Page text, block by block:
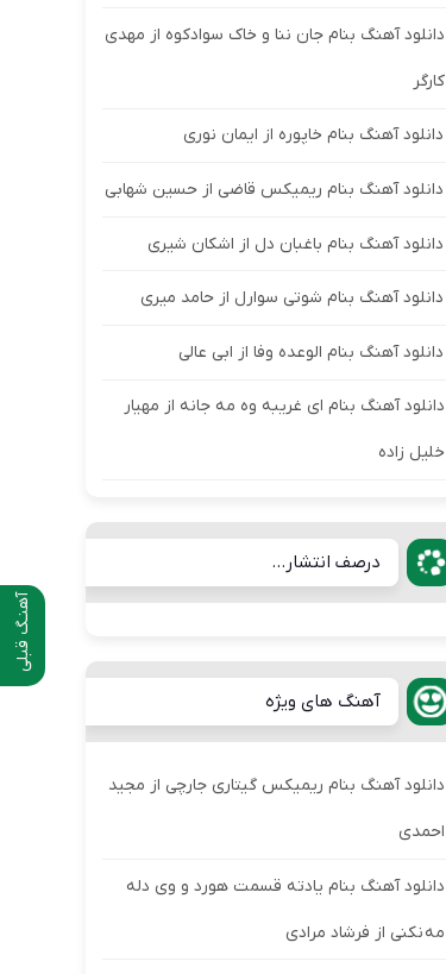
آهنـگ قبلی
دانلود آهنگ بنام جان ننا و خاک سوادکوه از مهدی
کارگر
دانلود آهنگ بنام خاپوره از ایمان نوری
دانلود آهنگ بنام ریمیکس قاضی از حسین شهابی
دانلود آهنگ بنام باغبان دل از اشکان شیری
دانلود آهنگ بنام شوتی سوارل از حامد میری
دانلود آهنگ بنام الوعده وفا از ابی عالی
دانلود آهنگ بنام ای غریبه وه مه جانه از مهیار
خلیل زاده
درصف انتشار...
آهنگ های ویژه
دانلود آهنگ بنام ریمیکس گیتاری جارچی از مجید
احمدی
دانلود آهنگ بنام یادته قسمت هورد و وی دله
مه نکنی از فرشاد مرادی